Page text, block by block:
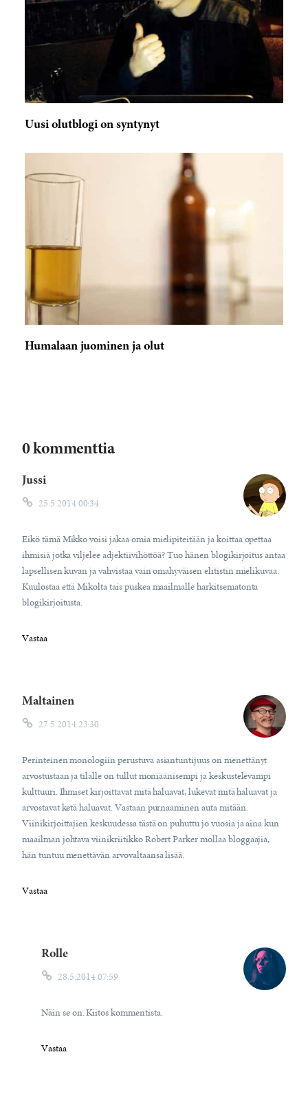
Uusi olutblogi on syntynyt
Humalaan juominen ja olut
0 kommenttia
Jussi
25.5.2014 00:34
Eikö tämä Mikko voisi jakaa omia mielipiteitään ja koittaa opettaa
ihmisiä jotka viljelee adjektiivihöttöä? Tuo hänen blogikirjoitus antaa
lapsellisen kuvan ja vahvistaa vain omahyväisen elitistin mielikuvaa.
Kuulostaa että Mikolta tais puskea maailmalle harkitsematonta
blogikirjoitusta.
Vastaa
Maltainen
27.5.2014 23:30
Perinteinen monologiin perustuva asiantuntijuus on menettänyt
arvostustaan ja tilalle on tullut moniäänisempi ja keskustelevampi
kulttuuri. Ihmiset kirjoittavat mitä haluavat, lukevat mitä haluavat ja
arvostavat ketä haluavat. Vastaan purnaaminen auta mitään.
Viinikirjoittajien keskuudessa tästä on puhuttu jo vuosia ja aina kun
maailman johtava viinikriitikko Robert Parker mollaa bloggaajia,
hän tuntuu menettävän arvovaltaansa lisää.
Vastaa
Rolle
28.5.2014 07:59
Näin se on. Kiitos kommentista.
Vastaa